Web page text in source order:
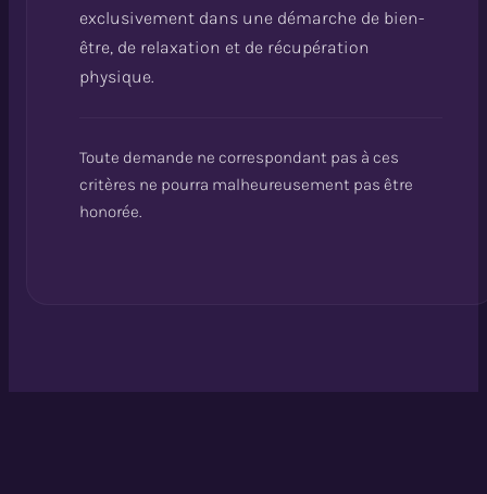
exclusivement dans une démarche de bien-
être, de relaxation et de récupération
physique.
Toute demande ne correspondant pas à ces
critères ne pourra malheureusement pas être
honorée.